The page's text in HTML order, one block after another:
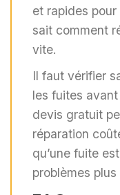
et rapides
sait comment
vite.
Il faut vérifier
les fuites
devis gratuit
réparation
qu’une fuite
problèmes